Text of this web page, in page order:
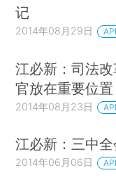
记
2014年08月29日
江必新：司法
官放在重要位置
2014年08月23日
江必新：三中
2014年06月06日